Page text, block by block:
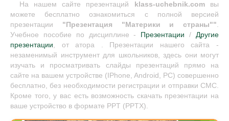
На нашем сайте презентаций klass-uchebnik.comвы
можете бесплатно ознакомиться с полной версией
презентации "Презентация "Материки и страны"".
Учебное пособие по дисциплине -
Презентации /Другие
презентации, от атора . Презентации нашего сайта -
незаменимый инструмент для школьников, здесь они могут
изучать и просматривать слайды презентаций прямо на
сайте на вашем устройстве (IPhone, Android, PC) совершенно
бесплатно, без необходимости регистрации и отправки СМС.
Кроме того, у вас есть возможность скачать презентации на
ваше устройство в формате PPT (PPTX).